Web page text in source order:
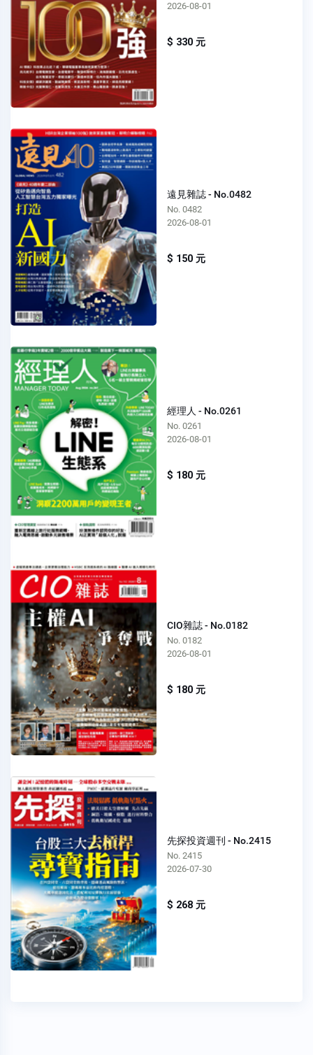
2026-08-01
$ 330 元
遠見雜誌 - No.0482
No. 0482
2026-08-01
$ 150 元
經理人 - No.0261
No. 0261
2026-08-01
$ 180 元
CIO雜誌 - No.0182
No. 0182
2026-08-01
$ 180 元
先探投資週刊 - No.2415
No. 2415
2026-07-30
$ 268 元